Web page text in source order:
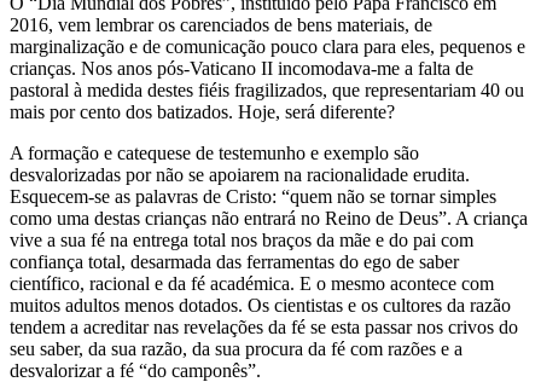
2016, vem lembrar os carenciados de bens materiais, de
marginalização e de comunicação pouco clara para eles, pequenos e
crianças. Nos anos pós-Vaticano II incomodava-me a falta de
pastoral à medida destes fiéis fragilizados, que representariam 40 ou
mais por cento dos batizados. Hoje, será diferente?
A formação e catequese de testemunho e exemplo são
desvalorizadas por não se apoiarem na racionalidade erudita.
Esquecem-se as palavras de Cristo: “quem não se tornar simples
como uma destas crianças não entrará no Reino de Deus”. A criança
vive a sua fé na entrega total nos braços da mãe e do pai com
confiança total, desarmada das ferramentas do ego de saber
científico, racional e da fé académica. E o mesmo acontece com
muitos adultos menos dotados. Os cientistas e os cultores da razão
tendem a acreditar nas revelações da fé se esta passar nos crivos do
seu saber, da sua razão, da sua procura da fé com razões e a
desvalorizar a fé “do camponês”.